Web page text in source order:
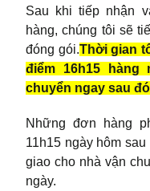
Sau khi tiếp nhận
hàng, chúng tôi sẽ
đóng gói.Thời gian
điểm 16h15
chuyển ngay sau
Những đơn hàng
11h15 ngày hôm
giao cho nhà vận
ngày.